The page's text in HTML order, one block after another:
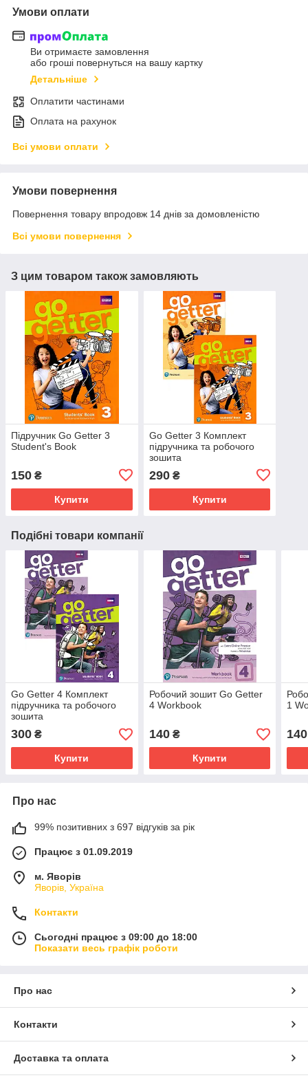
Умови оплати
Ви отримаєте замовлення
або гроші повернуться на вашу картку
Детальніше
Оплатити частинами
Оплата на рахунок
Всі умови оплати
Умови повернення
Повернення товару впродовж 14 днів за домовленістю
Всі умови повернення
З цим товаром також замовляють
Підручник Go Getter 3
Student's Book
150 ₴
Купити
Go Getter 3 Комплект
підручника та робочого
зошита
290₴
Купити
Подібні товари компанії
Go Getter 4 Комплект
підручника та робочого
зошита
300 ₴
Купити
Робочий зошит Go Getter
4 Workbook
140₴
Купити
1
140
Про нас
99% позитивних з 697 відгуків за рік
Працює з 01.09.2019
м. Яворів
Яворів, Україна
Контакти
Сьогодні працює з 09:00 до 18:00
Показати весь графік роботи
Про нас
Контакти
Доставка та оплата